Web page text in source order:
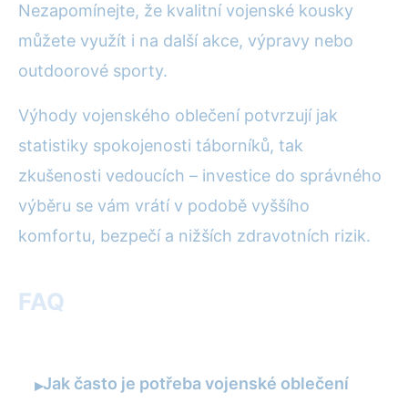
Nezapomínejte, že kvalitní vojenské kousky
můžete využít i na další akce, výpravy nebo
outdoorové sporty.
Výhody vojenského oblečení potvrzují jak
statistiky spokojenosti táborníků, tak
zkušenosti vedoucích – investice do správného
výběru se vám vrátí v podobě vyššího
komfortu, bezpečí a nižších zdravotních rizik.
FAQ
▸Jak často je potřeba vojenské oblečení